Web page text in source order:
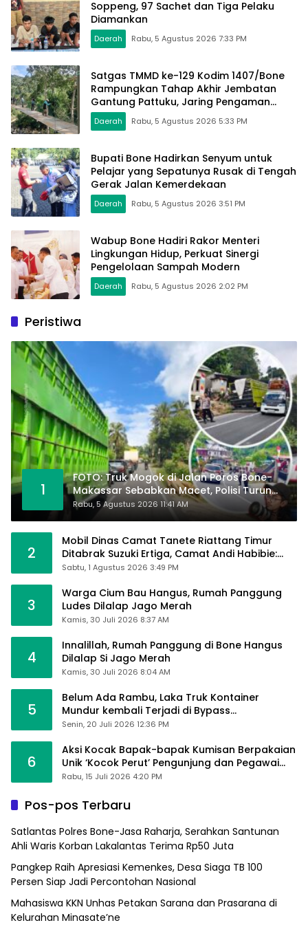
Soppeng, 97 Sachet dan Tiga Pelaku
Diamankan
Daerah Rabu, 5 Agustus 2026 7:33 PM
Satgas TMMD ke-129 Kodim 1407/Bone
Rampungkan Tahap Akhir Jembatan
Gantung Pattuku, Jaring Pengaman
Mulai Terpasang
Daerah Rabu, 5 Agustus 2026 5:33 PM
Bupati Bone Hadirkan Senyum untuk
Pelajar yang Sepatunya Rusak di Tengah
Gerak Jalan Kemerdekaan
Daerah Rabu, 5 Agustus 2026 3:51 PM
Wabup Bone Hadiri Rakor Menteri
Lingkungan Hidup, Perkuat Sinergi
Pengelolaan Sampah Modern
Daerah Rabu, 5 Agustus 2026 2:02 PM
Peristiwa
1
FOTO: Truk Mogok di Jalan Poros Bone-
Makassar Sebabkan Macet, Polisi Turun
Tangan
Rabu, 5 Agustus 2026 11:41 AM
2
Mobil Dinas Camat Tanete Riattang Timur
Ditabrak Suzuki Ertiga, Camat Andi Habibie:
Alhamdulillah Saya Baik-Baik Saja
Sabtu, 1 Agustus 2026 3:49 PM
3
Warga Cium Bau Hangus, Rumah Panggung
Ludes Dilalap Jago Merah
Kamis, 30 Juli 2026 8:37 AM
4
Innalillah, Rumah Panggung di Bone Hangus
Dilalap Si Jago Merah
Kamis, 30 Juli 2026 8:04 AM
5
Belum Ada Rambu, Laka Truk Kontainer
Mundur kembali Terjadi di Bypass
Sumpallabbu
Senin, 20 Juli 2026 12:36 PM
6
Aksi Kocak Bapak-bapak Kumisan Berpakaian
Unik ‘Kocok Perut’ Pengunjung dan Pegawai
Alfamart, Ngaku Aktifkan Layar Sentuh Atm
Rabu, 15 Juli 2026 4:20 PM
Pos-pos Terbaru
Satlantas Polres Bone-Jasa Raharja, Serahkan Santunan
Ahli Waris Korban Lakalantas Terima Rp50 Juta
Pangkep Raih Apresiasi Kemenkes, Desa Siaga TB 100
Persen Siap Jadi Percontohan Nasional
Mahasiswa KKN Unhas Petakan Sarana dan Prasarana di
Kelurahan Minasate’ne